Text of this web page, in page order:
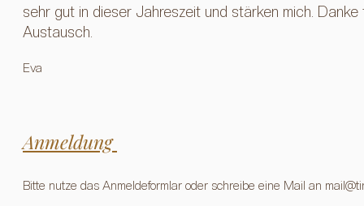
sehr gut in dieser Jahreszeit und stärken mich.
Austausch.
​​Eva
Anmeldung
Bitte nutze das Anmeldeformlar oder schreibe eine Mail an